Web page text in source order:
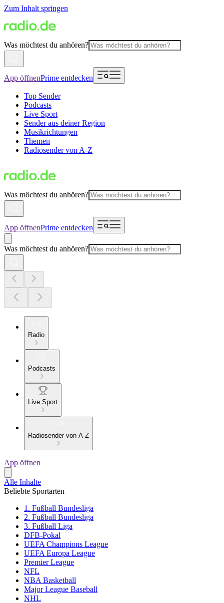
Zum Inhalt springen
Was möchtest du anhören?
App öffnenPrime entdecken
Top Sender
Podcasts
Live Sport
Sender aus deiner Region
Musikrichtungen
Themen
Radiosender von A-Z
Was möchtest du anhören?
App öffnenPrime entdecken
Was möchtest du anhören?
Radio
Podcasts
Live Sport
Radiosender von A-Z
App öffnen
Alle Inhalte
Beliebte Sportarten
1. Fußball Bundesliga
2. Fußball Bundesliga
3. Fußball Liga
DFB-Pokal
UEFA Champions League
UEFA Europa League
Premier League
NFL
NBA Basketball
Major League Baseball
NHL